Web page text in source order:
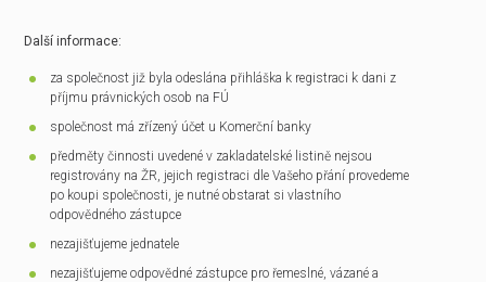
Další informace:
za společnost již byla odeslána přihláška k registraci k dani z
příjmu právnických osob na FÚ
společnost má zřízený účet u Komerční banky
předměty činnosti uvedené v zakladatelské listině nejsou
registrovány na ŽR, jejich registraci dle Vašeho přání provedeme
po koupi společnosti, je nutné obstarat si vlastního
odpovědného zástupce
nezajišťujeme jednatele
nezajišťujeme odpovědné zástupce pro řemeslné, vázané a